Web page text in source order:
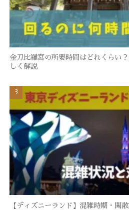
金刀比羅宮の所要時間はどれくらい
しく解説
【ディズニーランド】混雑時期・閑